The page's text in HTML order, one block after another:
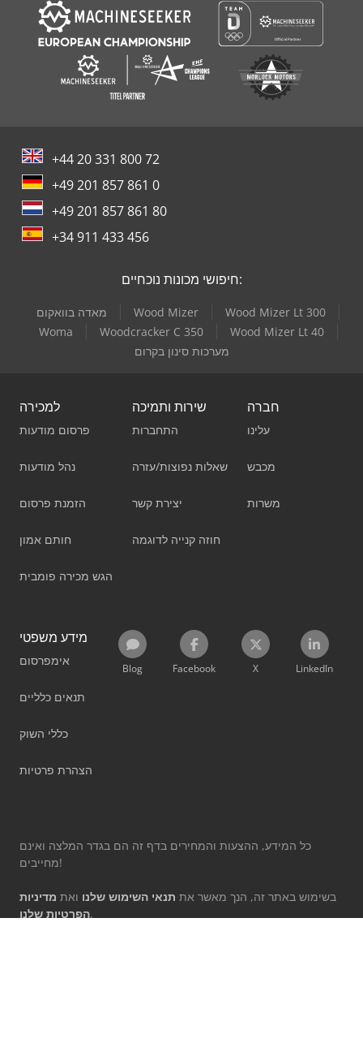
+44 20 331 800 72
+49 201 857 861 0
+49 201 857 861 80
+34 911 433 456
חיפושי מכונות נוכחיים:
מאדה בוואקום Wood Mizer
Wood Mizer Lt 300
Woma
Woodcracker C 350
Wood Mizer Lt 40
מערכות סינון בקרום
למכירה
פרסום מודעות
נהל מודעות
הזמנת פרסום
חותם אמון
הגש מכירה פומבית
שירות ותמיכה
התחברות
שאלות נפוצות/עזרה
יצירת קשר
חוזה קנייה לדוגמה
חברה
עלינו
מכבש
משרות
מידע משפטי
אימפרסום
תנאים כלליים
כללי השוק
הצהרת פרטיות
Blog Facebook X LinkedIn
כל המידע, ההצעות והמחירים בדף זה הם בגדר המלצה ואינם
מחייבים!
בשימוש באתר זה, הנך מאשר את תנאי השימוש שלנו ואת מדיניות
הפרטיות שלנו.